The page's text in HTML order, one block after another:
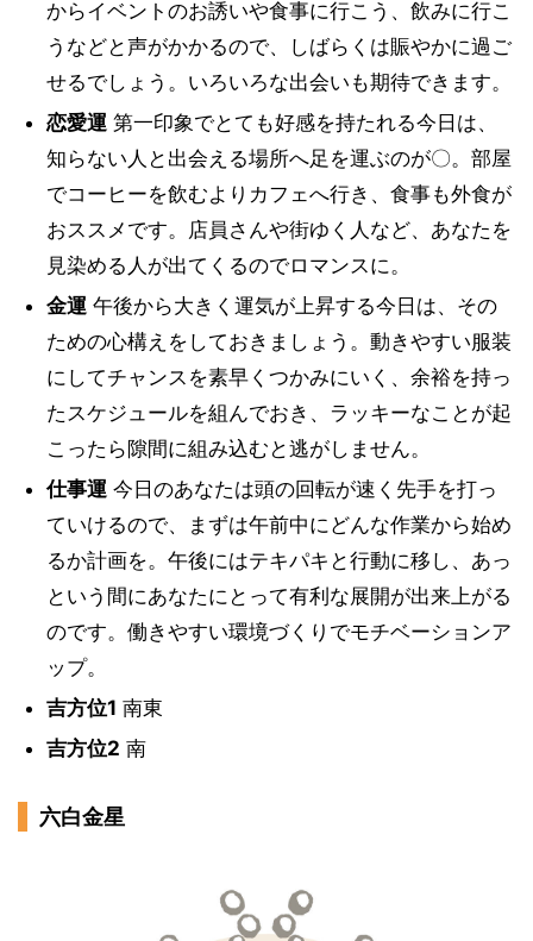
からイベントのお誘いや食事に行こう、飲みに行こ
うなどと声がかかるので、しばらくは賑やかに過ご
せるでしょう。いろいろな出会いも期待できます。
恋愛運第一印象でとても好感を持たれる今日は、
知らない人と出会える場所へ足を運ぶのが〇。部屋
でコーヒーを飲むよりカフェへ行き、食事も外食が
おススメです。店員さんや街ゆく人など、あなたを
見染める人が出てくるのでロマンスに。
金運午後から大きく運気が上昇する今日は、その
ための心構えをしておきましょう。動きやすい服装
にしてチャンスを素早くつかみにいく、余裕を持っ
たスケジュールを組んでおき、ラッキーなことが起
こったら隙間に組み込むと逃がしません。
仕事運今日のあなたは頭の回転が速く先手を打っ
ていけるので、まずは午前中にどんな作業から始め
るか計画を。午後にはテキパキと行動に移し、あっ
という間にあなたにとって有利な展開が出来上がる
のです。働きやすい環境づくりでモチベーションア
ップ。
吉方位1 南東
吉方位2 南
六白金星